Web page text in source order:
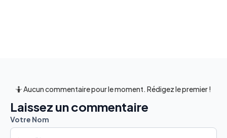
🤷 Aucun commentaire pour le moment. Rédigez le premier !
Laissez un commentaire
Votre Nom